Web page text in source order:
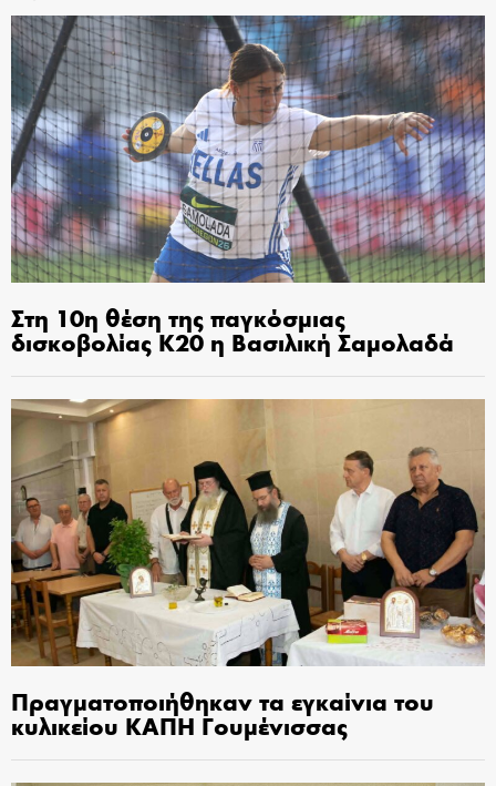
Στη 10η θέση της παγκόσμιας
δισκοβολίας Κ20 η Βασιλική Σαμολαδά
Πραγματοποιήθηκαν τα εγκαίνια του
κυλικείου ΚΑΠΗ Γουμένισσας